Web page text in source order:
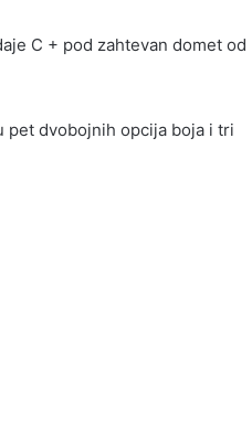
C + pod zahtevan domet od
pet dvobojnih opcija boja i tri